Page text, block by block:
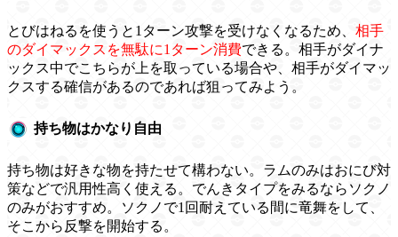
とびはねるを使うと1ターン攻撃を受けなくなるため、 相手
のダイマックスを無駄に1ターン消費できる。相手がダイナ
ックス中でこちらが上を取っている場合や、相手がダイマッ
クスする確信があるのであれば狙ってみよう。
持ち物はかなり自由
持ち物は好きな物を持たせて構わない。ラムのみはおにび対
策などで汎用性高く使える。でんきタイプをみるならソクノ
のみがおすすめ。ソクノで1回耐えている間に竜舞をして、
そこから反撃を開始する。